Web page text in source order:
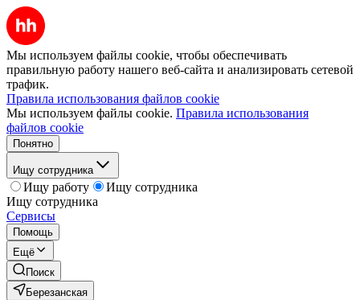
Мы используем файлы cookie, чтобы обеспечивать
правильную работу нашего веб-сайта и анализировать сетевой
трафик.
Правила использования файлов cookie
Мы используем файлы cookie. Правила использования
файлов cookie
Понятно
Ищу сотрудника
Ищу работу
Ищу сотрудника
Ищу сотрудника
Сервисы
Помощь
Ещё
Поиск
Березанская